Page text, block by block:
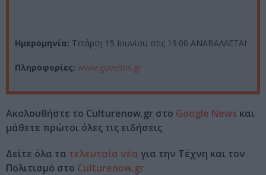
Ημερομηνία: Τετάρτη 15 Ιουνίου στις 19:00 ΑΝΑΒΑΛΛΕΤΑΙ
Πληροφορίες: www.govostis.gr
Ακολουθήστε το Culturenow.gr στο Google News και
μάθετε πρώτοι όλες τις ειδήσεις
Δείτε όλα τα τελευταία νέα για την Τέχνη και τον
Πολιτισμό στο Culturenow.gr